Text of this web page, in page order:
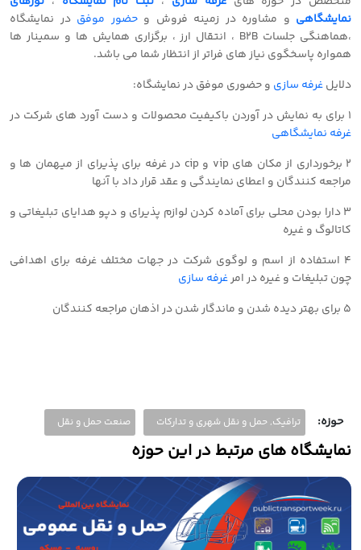
نمایشگاهی و مشاوره در زمینه فروش وحضور موفق در نمایشگاه
،هماهنگی جلسات B2B ، انتقال ارز ، برگزاری همایش ها و سمینار ها
همواره پاسخگوی نیاز های فراتر از انتظار شما می باشد.
دلایلغرفه سازی و حضوری موفق در نمایشگاه:
1 برای به نمایش در آوردن باکیفیت محصولات و دست آورد های شرکت در
غرفه نمایشگاهی
2 برخورداری از مکان های vip و cip در غرفه برای پذیرای از میهمان ها و
مراجعه کنندگان و اعطای نمایندگی و عقد قرار داد با آنها
3 دارا بودن محلی برای آماده کردن لوازم پذیرای و دپو هدایای تبلیغاتی و
کاتالوگ و غیره
4 استفاده از اسم و لوگوی شرکت در جهات مختلف غرفه برای اهدافی
چون تبلیغات و غیره در امرغرفه سازی
5 برای بهتر دیده شدن و ماندگار شدن در اذهان مراجعه کنندگان
حوزه: ترافیک, حمل و نقل شهری و تدارکات صنعت حمل و نقل
نمایشگاه های مرتبط در این حوزه